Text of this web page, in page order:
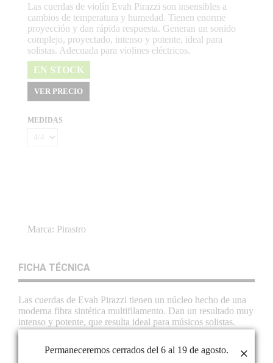
Las cuerdas de violín Evah Pirazzi son insensibles a
cambios de temperatura y humedad. Tienen enorme
proyección y dan rápida respuesta. Generan un sonido
complejo, proyectado, intenso y potente, ideal para
solistas. Adecuada para violines eléctricos.
EN STOCK
VER PRECIO
MEDIDAS
Marca: Pirastro
FICHA TÉCNICA
Las cuerdas de Evah Pirazzi tienen un núcleo hecho de una
moderna fibra sintética multifilamento. Dan un resultado muy
intenso y potente, que resulta ideal para músicos solistas.
Generan un sonido complejo y brillante. Tienen una enorme
absolutamente insensibles a las variaciones de temperatura y
Permaneceremos cerrados del 6 al 19 de agosto. ×